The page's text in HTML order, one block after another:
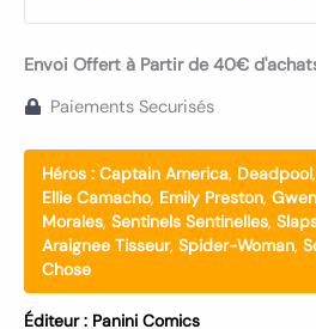
Envoi Offert à Partir de 40€
Paiements Securisés
Héros : Captain America, Deadpool,
Ellie Camacho, Emily Preston,
Morales, Sentinels Sentinelles,
Araignee Tisseur, Spider-Woman,
Chose
Éditeur : Panini Comics